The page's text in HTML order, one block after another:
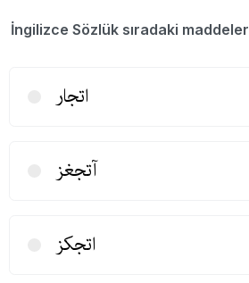
İngilizce Sözlük sıradaki maddeler
اتجار
آتجغز
اتجكز